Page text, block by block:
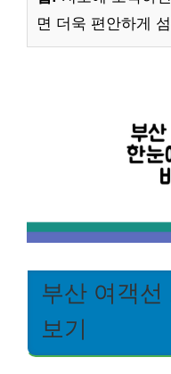
면 더욱 편안하게
부산 여객선
보기